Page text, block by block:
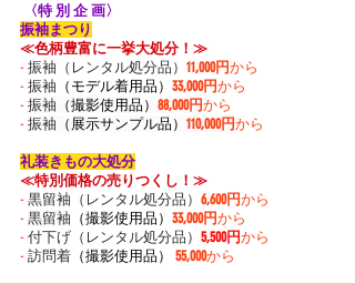
〈特 別 企 画〉
振袖まつり
≪色柄豊富に一挙大処分！≫
- 振袖（レンタル処分品） 11,000円から
- 振袖 （モデル着用品） 33,000円から
- 振袖 （撮影使用品） 88,000円から
- 振袖 （展示サンプル品） 110,000円から
礼装きもの大処分
≪特別価格の売りつくし！≫
- 黒留袖（レンタル処分品） 6,600円から
- 黒留袖 （撮影使用品） 33,000円から
- 付下げ（レンタル処分品） 5,500円から
- 訪問着 （撮影使用品） 55,000から